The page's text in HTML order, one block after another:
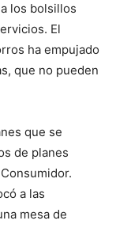
los bolsillos
El
ha empujado
que no pueden
que se
de planes
a las
mesa de